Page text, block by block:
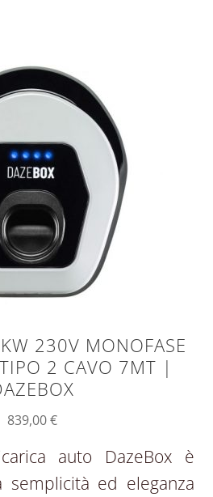
230V MONOFASE
2 CAVO 7MT |
839,00€
auto DazeBox è
semplicità ed eleganza